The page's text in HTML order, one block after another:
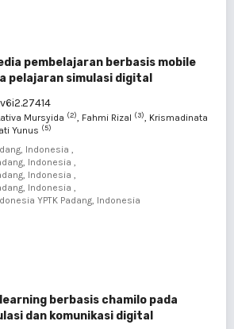
pembelajaran berbasis mobile
pelajaran simulasi digital
Mursyida (2), Fahmi Rizal (3), Krismadinata
Yunus (5)
Indonesia ,
Indonesia ,
Indonesia ,
Indonesia ,
YPTK Padang, Indonesia
berbasis chamilo pada
dan komunikasi digital